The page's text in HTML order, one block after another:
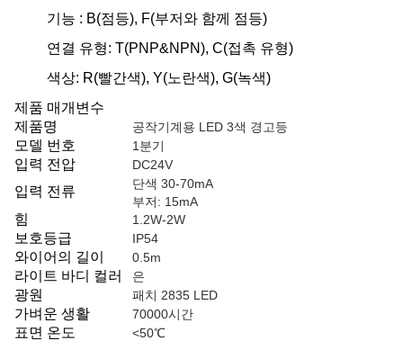
기능 : B(점등), F(부저와 함께 점등)
연결 유형: T(PNP&NPN), C(접촉 유형)
색상: R(빨간색), Y(노란색), G(녹색)
제품 매개변수
제품명
공작기계용 LED 3색 경고등
모델 번호 1분기
입력 전압 DC24V
입력 전류
단색 30-70mA
부저: 15mA
힘 1.2W-2W
보호등급 IP54
와이어의 길이 0.5m
라이트 바디 컬러 은
광원 패치 2835 LED
가벼운 생활 70000시간
표면 온도 <50℃